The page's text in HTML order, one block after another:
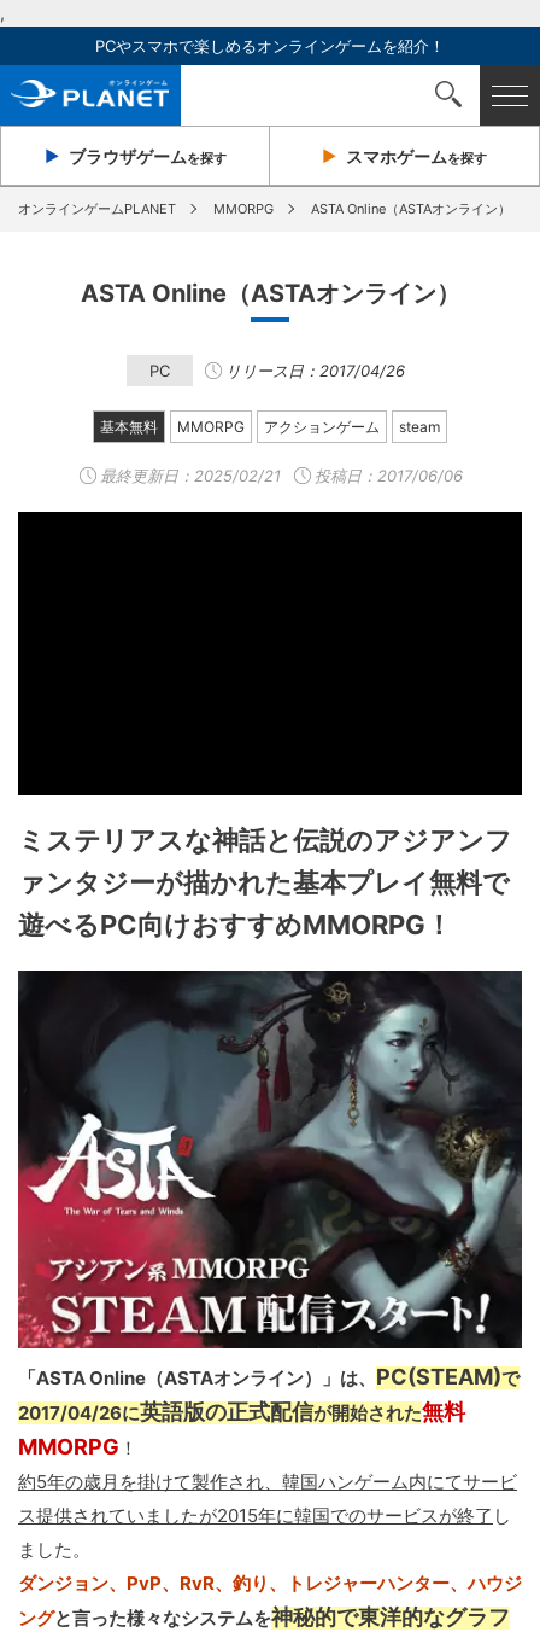
,
PCやスマホで楽しめるオンラインゲームを紹介！
ブラウザゲームを探す スマホゲームを探す
オンラインゲームPLANET MMORPG ASTA Online（ASTAオンライン）
ASTA Online（ASTAオンライン）
PC リリース日：2017/04/26
基本無料 MMORPG アクションゲーム steam
最終更新日： 2025/02/21 投稿日：2017/06/06
ミステリアスな神話と伝説のアジアンフ
ァンタジーが描かれた基本プレイ無料で
遊べるPC向けおすすめMMORPG！
「ASTA Online（ASTAオンライン）」は、 PC(STEAM)で
2017/04/26に英語版の正式配信が開始された無料
MMORPG ！
約5年の歳月を掛けて製作され、韓国ハンゲーム内にてサービ
ス提供されていましたが2015年に韓国でのサービスが終了 し
ました。
ダンジョン、PvP、RvR、釣り、トレジャーハンター、ハウジ
ングと言った様々なシステムを神秘的で東洋的なグラフ